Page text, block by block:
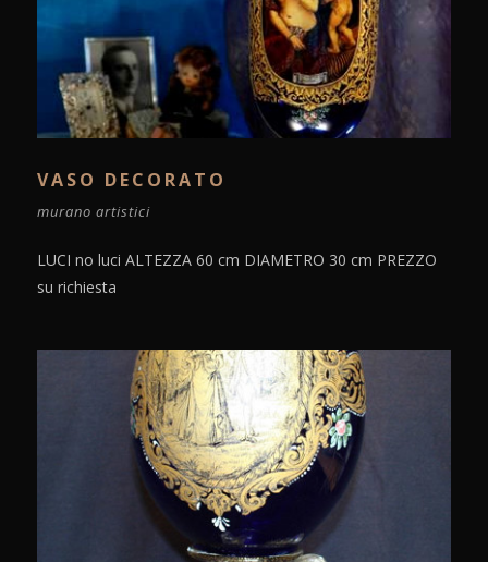
VASO DECORATO
murano artistici
LUCI no luci ALTEZZA 60 cm DIAMETRO 30 cm PREZZO
su richiesta